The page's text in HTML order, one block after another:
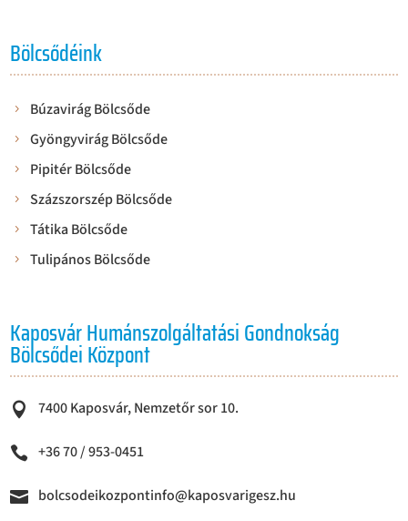
Bölcsődéink
Búzavirág Bölcsőde
Gyöngyvirág Bölcsőde
Pipitér Bölcsőde
Százszorszép Bölcsőde
Tátika Bölcsőde
Tulipános Bölcsőde
Kaposvár Humánszolgáltatási Gondnokság
Bölcsődei Központ
 7400 Kaposvár, Nemzetőr sor 10.
 +36 70 / 953-0451
 bolcsodeikozpontinfo@kaposvarigesz.hu